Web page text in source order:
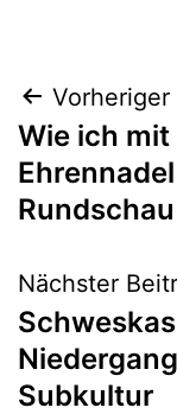
Vorheriger
Wie ich
Nächster
Subkultur